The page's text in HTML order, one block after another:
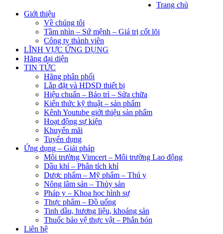
Trang chủ
Giới thiệu
Về chúng tôi
Tầm nhìn – Sứ mệnh – Giá trị cốt lõi
Công ty thành viên
LĨNH VỰC ỨNG DỤNG
Hãng đại diện
TIN TỨC
Hãng phân phối
Lắp đặt và HDSD thiết bị
Hiệu chuẩn – Bảo trì – Sửa chữa
Kiến thức kỹ thuật – sản phẩm
Kênh Youtube giới thiệu sản phẩm
Hoạt động sự kiện
Khuyến mãi
Tuyển dụng
Ứng dụng – Giải pháp
Môi trường Vimcert – Môi trường Lao động
Dầu khí – Phân tích khí
Dược phẩm – Mỹ phẩm – Thú y
Nông lâm sản – Thủy sản
Pháp y – Khoa học hình sự
Thực phẩm – Đồ uống
Tinh dầu, hương liệu, khoáng sản
Thuốc bảo vệ thực vật – Phân bón
Liên hệ